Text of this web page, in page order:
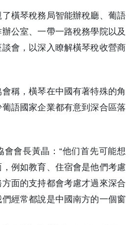
橫琴稅務局智能辦稅廳、葡語
公室、一帶一路稅務學院以及
會，以深入瞭解橫琴稅收營商
稱，橫琴在中國有著特殊的角
語國家企業都有意到深合區落
會會長黃晶：“他们首先可能想
例如教育、住宿會是他們考慮
面的支持都會考慮才過來深合
經常都說是中國南方的一個窗